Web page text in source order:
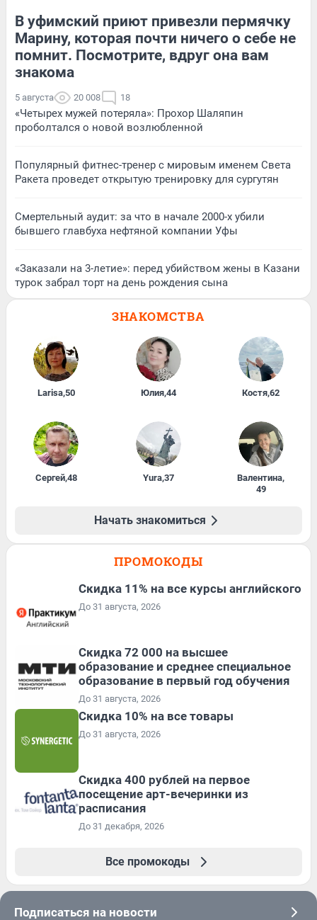
В уфимский приют привезли пермячку
Марину, которая почти ничего о себе не
помнит. Посмотрите, вдруг она вам
знакома
5 августа 20 008 18
«Четырех мужей потеряла»: Прохор Шаляпин
проболтался о новой возлюбленной
Популярный фитнес-тренер с мировым именем Света
Ракета проведет открытую тренировку для сургутян
Смертельный аудит: за что в начале 2000-х убили
бывшего главбуха нефтяной компании Уфы
«Заказали на 3-летие»: перед убийством жены в Казани
турок забрал торт на день рождения сына
ЗНАКОМСТВА
Larisa,50 Юлия,44 Костя,62
Сергей,48 Yura,37 Валентина,
49
Начать знакомиться
ПРОМОКОДЫ
Скидка 11% на все курсы английского
До 31 августа, 2026
Скидка 72 000 на высшее
образование и среднее специальное
образование в первый год обучения
До 31 августа, 2026
Скидка 10% на все товары
До 31 августа, 2026
Cкидка 400 рублей на первое
посещение арт-вечеринки из
расписания
До 31 декабря, 2026
Все промокоды
Подписаться на новости